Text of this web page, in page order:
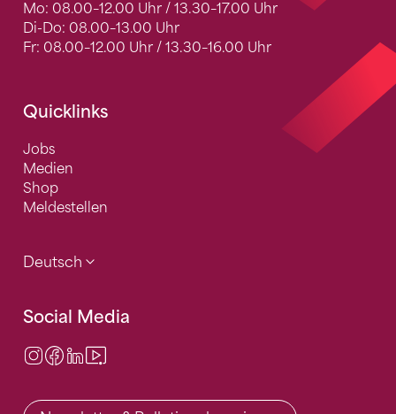
Mo: 08.00–12.00 Uhr / 13.30–17.00 Uhr
Di-Do: 08.00–13.00 Uhr
Fr: 08.00–12.00 Uhr / 13.30–16.00 Uhr
Quicklinks
Jobs
Medien
Shop
Meldestellen
Deutsch
Social Media
Instagram
Facebook
LinkedIn